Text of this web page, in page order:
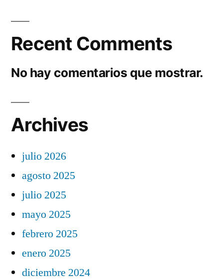
Recent Comments
No hay comentarios que mostrar.
Archives
julio 2026
agosto 2025
julio 2025
mayo 2025
febrero 2025
enero 2025
diciembre 2024